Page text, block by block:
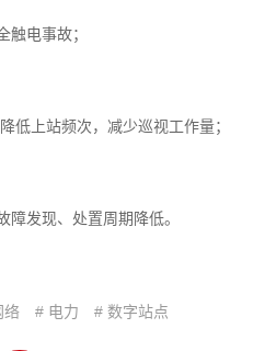
触电事故；
低上站频次，减少巡视工作量；
发现、处置周期降低。
络 # 电力 # 数字站点